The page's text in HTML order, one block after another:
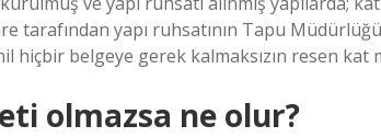
tarafından yapı ruhsatının Tapu
hiçbir belgeye gerek kalmaksızın resen kat
olmazsa ne olur?